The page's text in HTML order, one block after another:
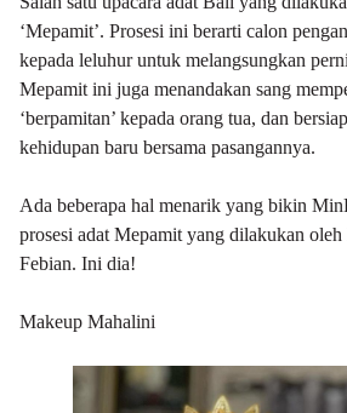
‘Mepamit’. Prosesi ini berarti calon
kepada leluhur untuk melangsungkan
Mepamit ini juga menandakan sang
‘berpamitan’ kepada orang tua, dan
kehidupan baru bersama pasangannya.
Ada beberapa hal menarik yang bikin
prosesi adat Mepamit yang dilakukan
Febian. Ini dia!
Makeup Mahalini